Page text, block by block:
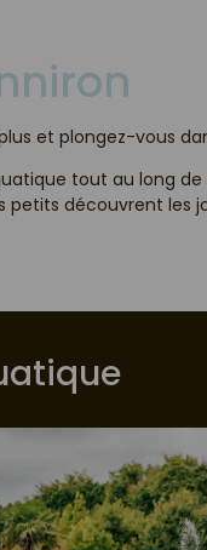
et plongez-vous
tout au long de
découvrent les